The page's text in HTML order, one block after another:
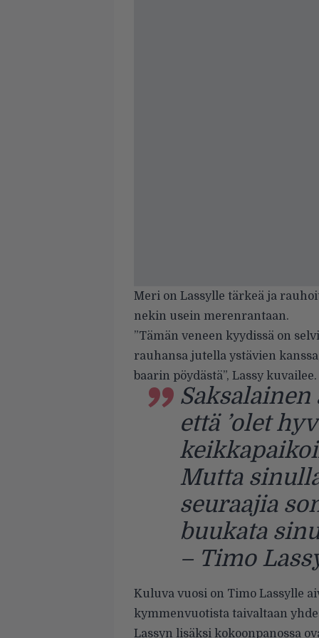
Meri on Lassylle tärkeä ja
nekin usein merenrantaan.
”Tämän veneen kyydissä on
rauhansa jutella ystävien
baarin pöydästä”, Lassy kuvailee.
että ’olet
Mutta
seuraajia
buukata
– Timo
Kuluva vuosi on Timo Lassylle
kymmenvuotista taivaltaan
Lassyn lisäksi kokoonpanossa